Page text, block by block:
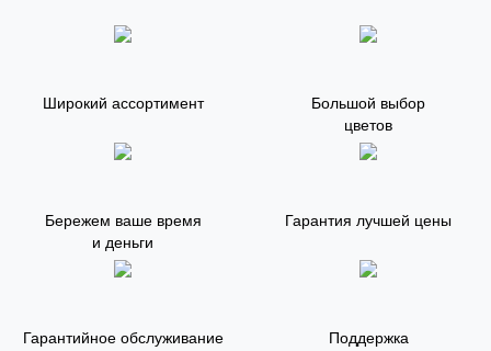
Широкий ассортимент
Большой выбор
цветов
Бережем ваше время
и деньги
Гарантия лучшей цены
Гарантийное обслуживание
Поддержка